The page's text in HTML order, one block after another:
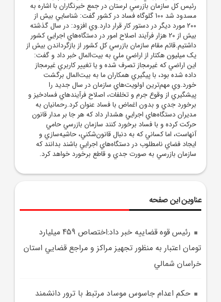
رئيس کل سازمان بازرسي لرستان در جمع خبرنگاران با اشاره به
مسدود شد 100 گلوگاه فساد در کشور گفت: شناسايي بيش از
200 مورد ديگر در دستور کار قرار دارد.وي افزود: در سال گذشته
بيش از 20 هزار فرآيند اصلاح امور در دستگاه‌هاي اجرايي کشور
داشتيم.قائم مقام سازمان بازرسي کل کشور از بازگرداندن بيش از
يک ميليون هکتار از اراضي ملي به بيت‌المال خبر داد و گفت:
اين اراضي که غيرمجاز تصرف شده و يا تغيير کاربري غيرمجاز
داده شده بود، با پيگيري همکاران ما به بيت‌المال برگشت
خورد.وي مهم‌ترين اولويت‌هاي سازمان در سال جديد را
پيشگيري از وقوع جرم و تخلفات، اصلاح فرآيند‌هاي فسادخيز و
برخورد جدي و بدون اغماض با فساد عنوان کرد.رحمانيان به
مديران دستگاه‌هاي اجرايي هشدار داد که هر جا بر مدار قانون
حرکت کرده و با فساد برخورد کنند سازمان بازرسي حامي
آنهاست، اما کساني که به دنبال قانون‌شکني، حاشيه‌سازي و
ايجاد فضاي نامطلوب در دستگاه‌هاي اجرايي باشند بدانند که
سازمان بازرسي به صورت جدي و قاطع برخورد خواهد کرد.
عناوین این صفحه
رئيس قوه قضاييه خبر داد:اختصاص 459 ميليارد
تومان اعتبار به منظور تجهيز مراکز و مراجع قضايي استان
خراسان شمالي
حکم اعدام جاسوس موساد مرتبط با ترور دانشمند